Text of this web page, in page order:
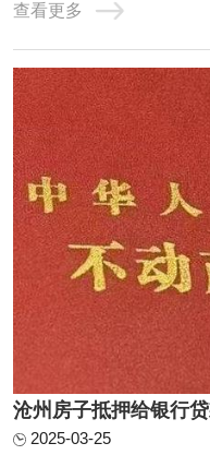
也就是从还款到解压完
要20个工作日左右能放
前还款，一般需要提前半
查看更多
沧州房子抵押给银行
2025-03-25